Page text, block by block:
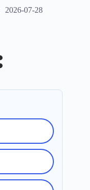
2026-07-28